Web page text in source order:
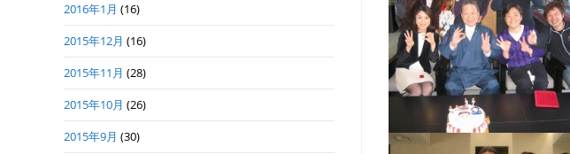
2016年1月 (16)
2015年12月 (16)
2015年11月 (28)
2015年10月 (26)
2015年9月 (30)